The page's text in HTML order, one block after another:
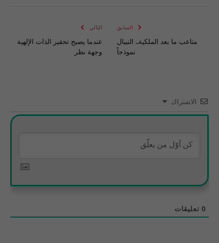
السابق
متاعب ما بعد الملكية.. النيبال
نموذجاً
التالي
عندما يصبح تحقير الذات الإلهية
وجهة نظر
الاشتراك
0 تعليقات